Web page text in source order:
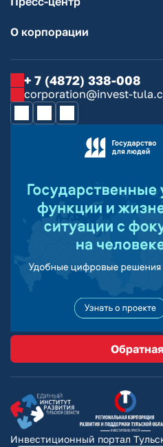
О корпорации
+ 7 (4872) 338-008
corporation@invest-
Инвестиционный портал